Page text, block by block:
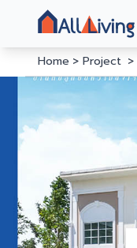
Home Project